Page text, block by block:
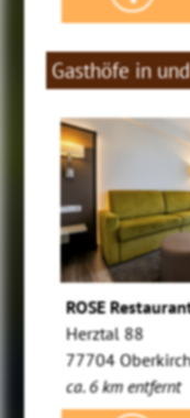
Gasthöfe in
ROSE
Herztal 88
77704
ca. 6 km entfernt